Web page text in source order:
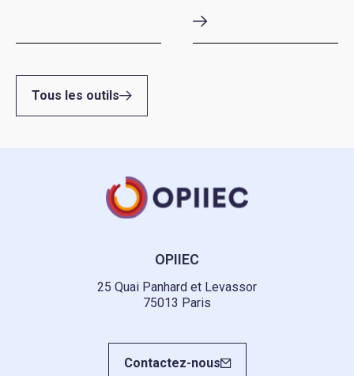
Tous les outils
OPIIEC
25 Quai Panhard et Levassor
75013 Paris
Contactez-nous